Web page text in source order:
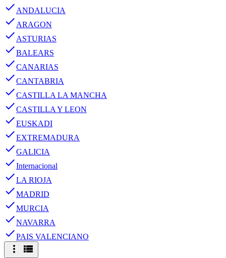
done ANDALUCIA
done ARAGON
done ASTURIAS
doneBALEARS
doneCANARIAS
doneCANTABRIA
doneCASTILLA LA MANCHA
doneCASTILLA Y LEON
doneEUSKADI
doneEXTREMADURA
doneGALICIA
doneInternacional
doneLA RIOJA
doneMADRID
doneMURCIA
doneNAVARRA
donePAIS VALENCIANO
more_vert view_list